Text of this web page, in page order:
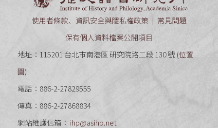
使用者條款、資訊安全與隱私權政策
常見問題
保有個人資料檔案公開項目
地址：115201 台北市南港區 研究院路二段 130 號 (位置
圖)
電話：886-2-27829555
傳真：886-2-27868834
網站維護信箱： ihp@asihp.net